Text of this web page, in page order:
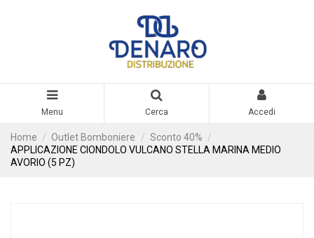
Menu Cerca Accedi
Home Outlet Bomboniere
Sconto 40%
APPLICAZIONE CIONDOLO VULCANO STELLA MARINA MEDIO
AVORIO (5 PZ)